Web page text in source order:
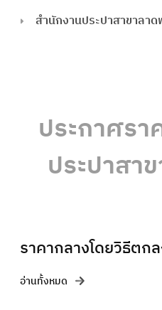
สำนักงานประปาสาขาลา
ประกาศร
ประปาสา
ราคากลางโดยวิธีตก
อ่านทั้งหมด